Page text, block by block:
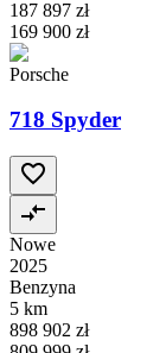
187 897 zł
169 900 zł
Porsche
718 Spyder
Nowe
2025
Benzyna
5 km
898 902 zł